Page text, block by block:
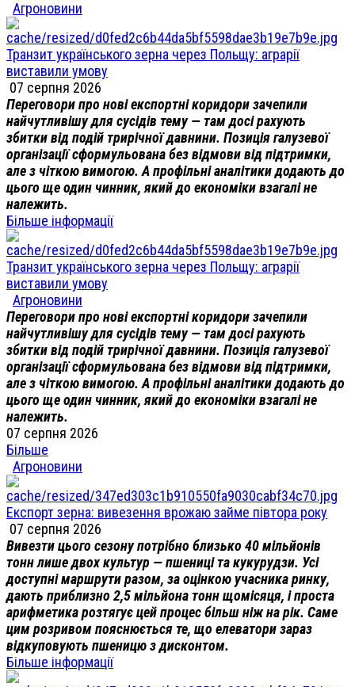
Агроновини
Транзит українського зерна через Польщу: аграрії
виставили умову
07 серпня 2026
Переговори про нові експортні коридори зачепили
найчутливішу для сусідів тему — там досі рахують
збитки від подій трирічної давнини. Позиція галузевої
організації сформульована без відмови від підтримки,
але з чіткою вимогою. А профільні аналітики додають до
цього ще один чинник, який до економіки взагалі не
належить.
Більше інформації
Транзит українського зерна через Польщу: аграрії
виставили умову
Агроновини
Переговори про нові експортні коридори зачепили
найчутливішу для сусідів тему — там досі рахують
збитки від подій трирічної давнини. Позиція галузевої
організації сформульована без відмови від підтримки,
але з чіткою вимогою. А профільні аналітики додають до
цього ще один чинник, який до економіки взагалі не
належить.
07 серпня 2026
Більше
Агроновини
Експорт зерна: вивезення врожаю займе півтора року
07 серпня 2026
Вивезти цього сезону потрібно близько 40 мільйонів
тонн лише двох культур — пшениці та кукурудзи. Усі
доступні маршрути разом, за оцінкою учасника ринку,
дають приблизно 2,5 мільйона тонн щомісяця, і проста
арифметика розтягує цей процес більш ніж на рік. Саме
цим розривом пояснюється те, що елеватори зараз
відкуповують пшеницю з дисконтом.
Більше інформації